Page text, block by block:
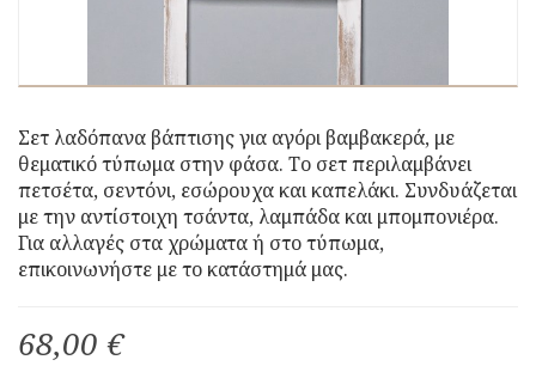
Σετ λαδόπανα βάπτισης για αγόρι βαμβακερά, με
θεματικό τύπωμα στην φάσα. Το σετ περιλαμβάνει
πετσέτα, σεντόνι, εσώρουχα και καπελάκι. Συνδυάζεται
με την αντίστοιχη τσάντα, λαμπάδα και μπομπονιέρα.
Για αλλαγές στα χρώματα ή στο τύπωμα,
επικοινωνήστε με το κατάστημά μας.
68,00 €